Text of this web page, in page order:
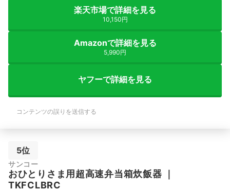
楽天市場で詳細を見る
10,150円
Amazonで詳細を見る
5,990円
ヤフーで詳細を見る
コンテンツの誤りを送信する
5位
サンコー
おひとりさま用超高速弁当箱炊飯器 ｜
TKFCLBRC